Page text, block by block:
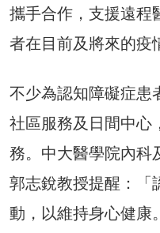
攜手合作，支援遠程
者在目前及將來的疫
不少為認知障礙症患
社區服務及日間中心
務。中大醫學院內科
郭志銳教授提醒：「
動，以維持身心健康